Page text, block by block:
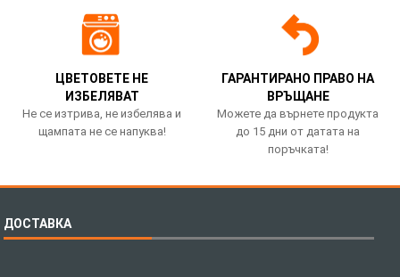
ЦВЕТОВЕТЕ НЕ
ИЗБЕЛЯВАТ
Не се изтрива, не избелява и
щампата не се напуква!
ГАРАНТИРАНО ПРАВО НА
ВРЪЩАНЕ
Можете да върнете продукта
до 15 дни от датата на
поръчката!
ДОСТАВКА